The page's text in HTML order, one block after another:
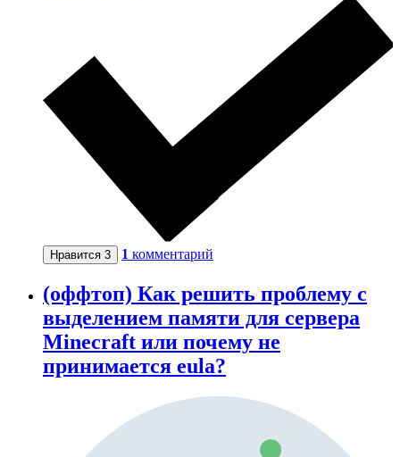
Нравится 3 1 комментарий
(оффтоп) Как решить проблему с
выделением памяти для сервера
Minecraft или почему не
принимается eula?